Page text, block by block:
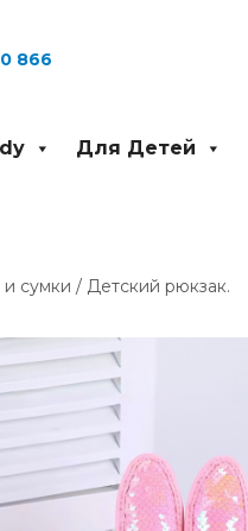
866
Для Детей
сумки / Детский рюкзак.